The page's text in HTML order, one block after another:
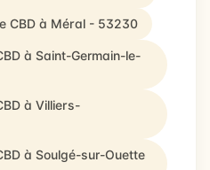
CBD à Méral - 53230
à Saint-Germain-le-
à Villiers-
à Soulgé-sur-Ouette